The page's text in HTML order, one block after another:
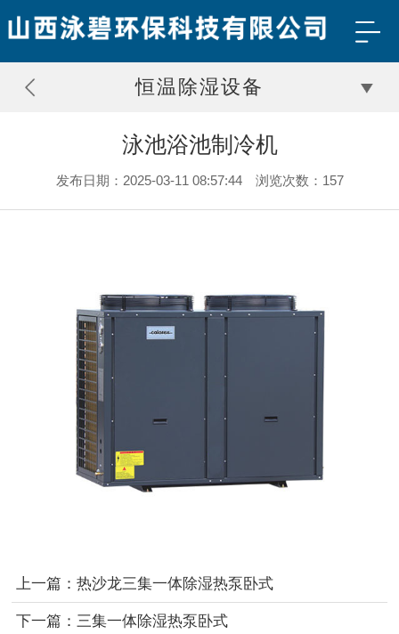
恒温除湿设备
泳池浴池制冷机
发布日期：2025-03-11 08:57:44 浏览次数：157
上一篇： 热沙龙三集一体除湿热泵卧式
下一篇： 三集一体除湿热泵卧式